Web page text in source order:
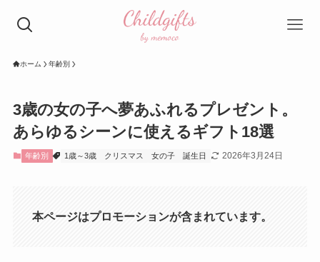
ホーム 年齢別
3歳の女の子へ夢あふれるプレゼント。
あらゆるシーンに使えるギフト18選
年齢別 1歳～3歳 クリスマス 女の子 誕生日 2026年3月24日
本ページはプロモーションが含まれています。